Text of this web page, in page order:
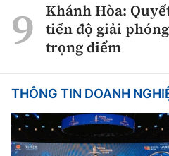
Khánh Hòa:
tiến độ giải
trọng điểm
THÔNG TIN DOANH